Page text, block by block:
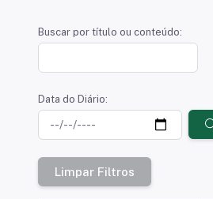
Buscar por título ou conteúdo:
Data do Diário:
Limpar Filtros